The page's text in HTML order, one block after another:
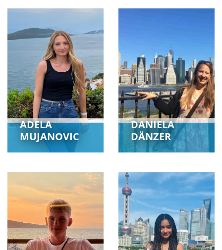
ADELA
MUJANOVIC
DANIELA
DÄNZER